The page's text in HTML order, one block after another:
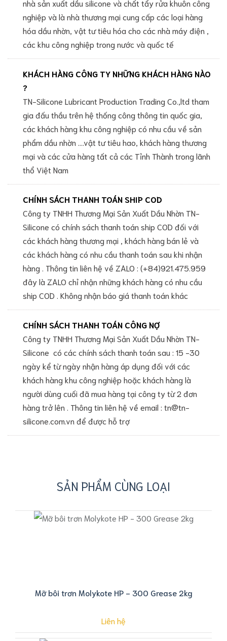
nhà sản xuất dầu silicone và chất tẩy rửa khuôn công
nghiệp và là nhà thương mại cung cấp các loại hàng
hóa dầu nhờn, vật tư tiêu hóa cho các nhà máy điện ,
các khu công nghiệp trong nước và quốc tế
KHÁCH HÀNG CÔNG TY NHỮNG KHÁCH HÀNG NÀO
?
TN-Silicone Lubricant Production Trading Co.,ltd tham
gia đấu thầu trên hệ thống công thông tin quốc gia,
các khách hàng khu công nghiệp có nhu cầu về sản
phẩm dầu nhờn ....vật tư tiêu hao, khách hàng thương
mại và các cửa hàng tất cả các Tỉnh Thành trong lãnh
thổ Việt Nam
CHÍNH SÁCH THANH TOÁN SHIP COD
Công ty TNHH Thương Mại Sản Xuất Dầu Nhờn TN-
Silicone có chính sách thanh toán ship COD đối với
các khách hàng thương mại , khách hàng bán lẻ và
các khách hàng có nhu cầu thanh toán sau khi nhận
hàng . Thông tin liên hệ về ZALO : (+84)921.475.959
đây là ZALO chỉ nhận những khách hàng có nhu cầu
ship COD . Không nhận báo giá thanh toán khác
CHÍNH SÁCH THANH TOÁN CÔNG NỢ
Công ty TNHH Thương Mại Sản Xuất Dầu Nhờn TN-
Silicone có các chính sách thanh toán sau : 15 -30
ngày kể từ ngày nhận hàng áp dụng đối với các
khách hàng khu công nghiệp hoặc khách hàng là
người dùng cuối đã mua hàng tại công ty từ 2 đơn
hàng trở lên . Thông tin liên hệ về email : tn@tn-
silicone.com.vn để được hỗ trợ
SẢN PHẨM CÙNG LOẠI
Mỡ bôi trơn Molykote HP - 300 Grease 2kg
Liên hệ